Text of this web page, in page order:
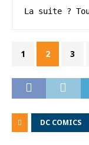
La suite ?
1 2 3
DC COMICS